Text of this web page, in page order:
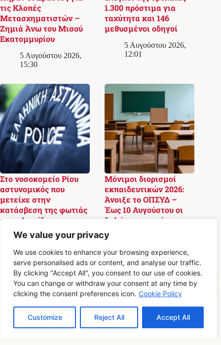
We value your privacy
We use cookies to enhance your browsing experience,
serve personalised ads or content, and analyse our traffic.
By clicking "Accept All", you consent to our use of cookies.
You can change or withdraw your consent at any time by
clicking the consent preferences icon. Cookie Policy
Customize Reject All Accept All
τις Κλοπές
Μετασχηματιστών –
Ζημιά Άνω του Μισού
Εκατομμυρίου
5 Αυγούστου 2026,
15:30
1.300 πρόστιμα για
ταχύτητα και 146
μεθυσμένοι οδηγοί
5 Αυγούστου 2026,
12:01
Στο νοσοκομείο Ρίου
αστυνομικός που
μετείχε στην
κατάσβεση της φωτιάς
στην Φωκίδα
5 Αυγούστου 2026,
Μόνιμοι διορισμοί
εκπαιδευτικών 2026:
Άνοιξε το ΟΠΣΥΔ –
Έως 10 Αυγούστου οι
δηλώσεις προτίμησης
Σχετικά με εμάς
Επικοινωνία
Συντακτική Πολιτική & Διορθώσεις